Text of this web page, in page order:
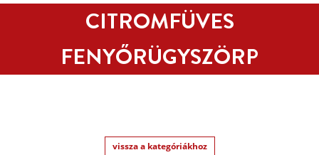
CITROMFÜVES
FENYŐRÜGYSZÖRP
vissza a kategóriákhoz